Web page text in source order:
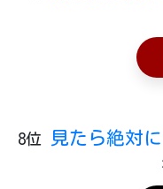
8位 見たら絶対